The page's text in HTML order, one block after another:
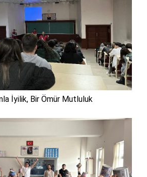
İyilik, Bir Ömür Mutluluk